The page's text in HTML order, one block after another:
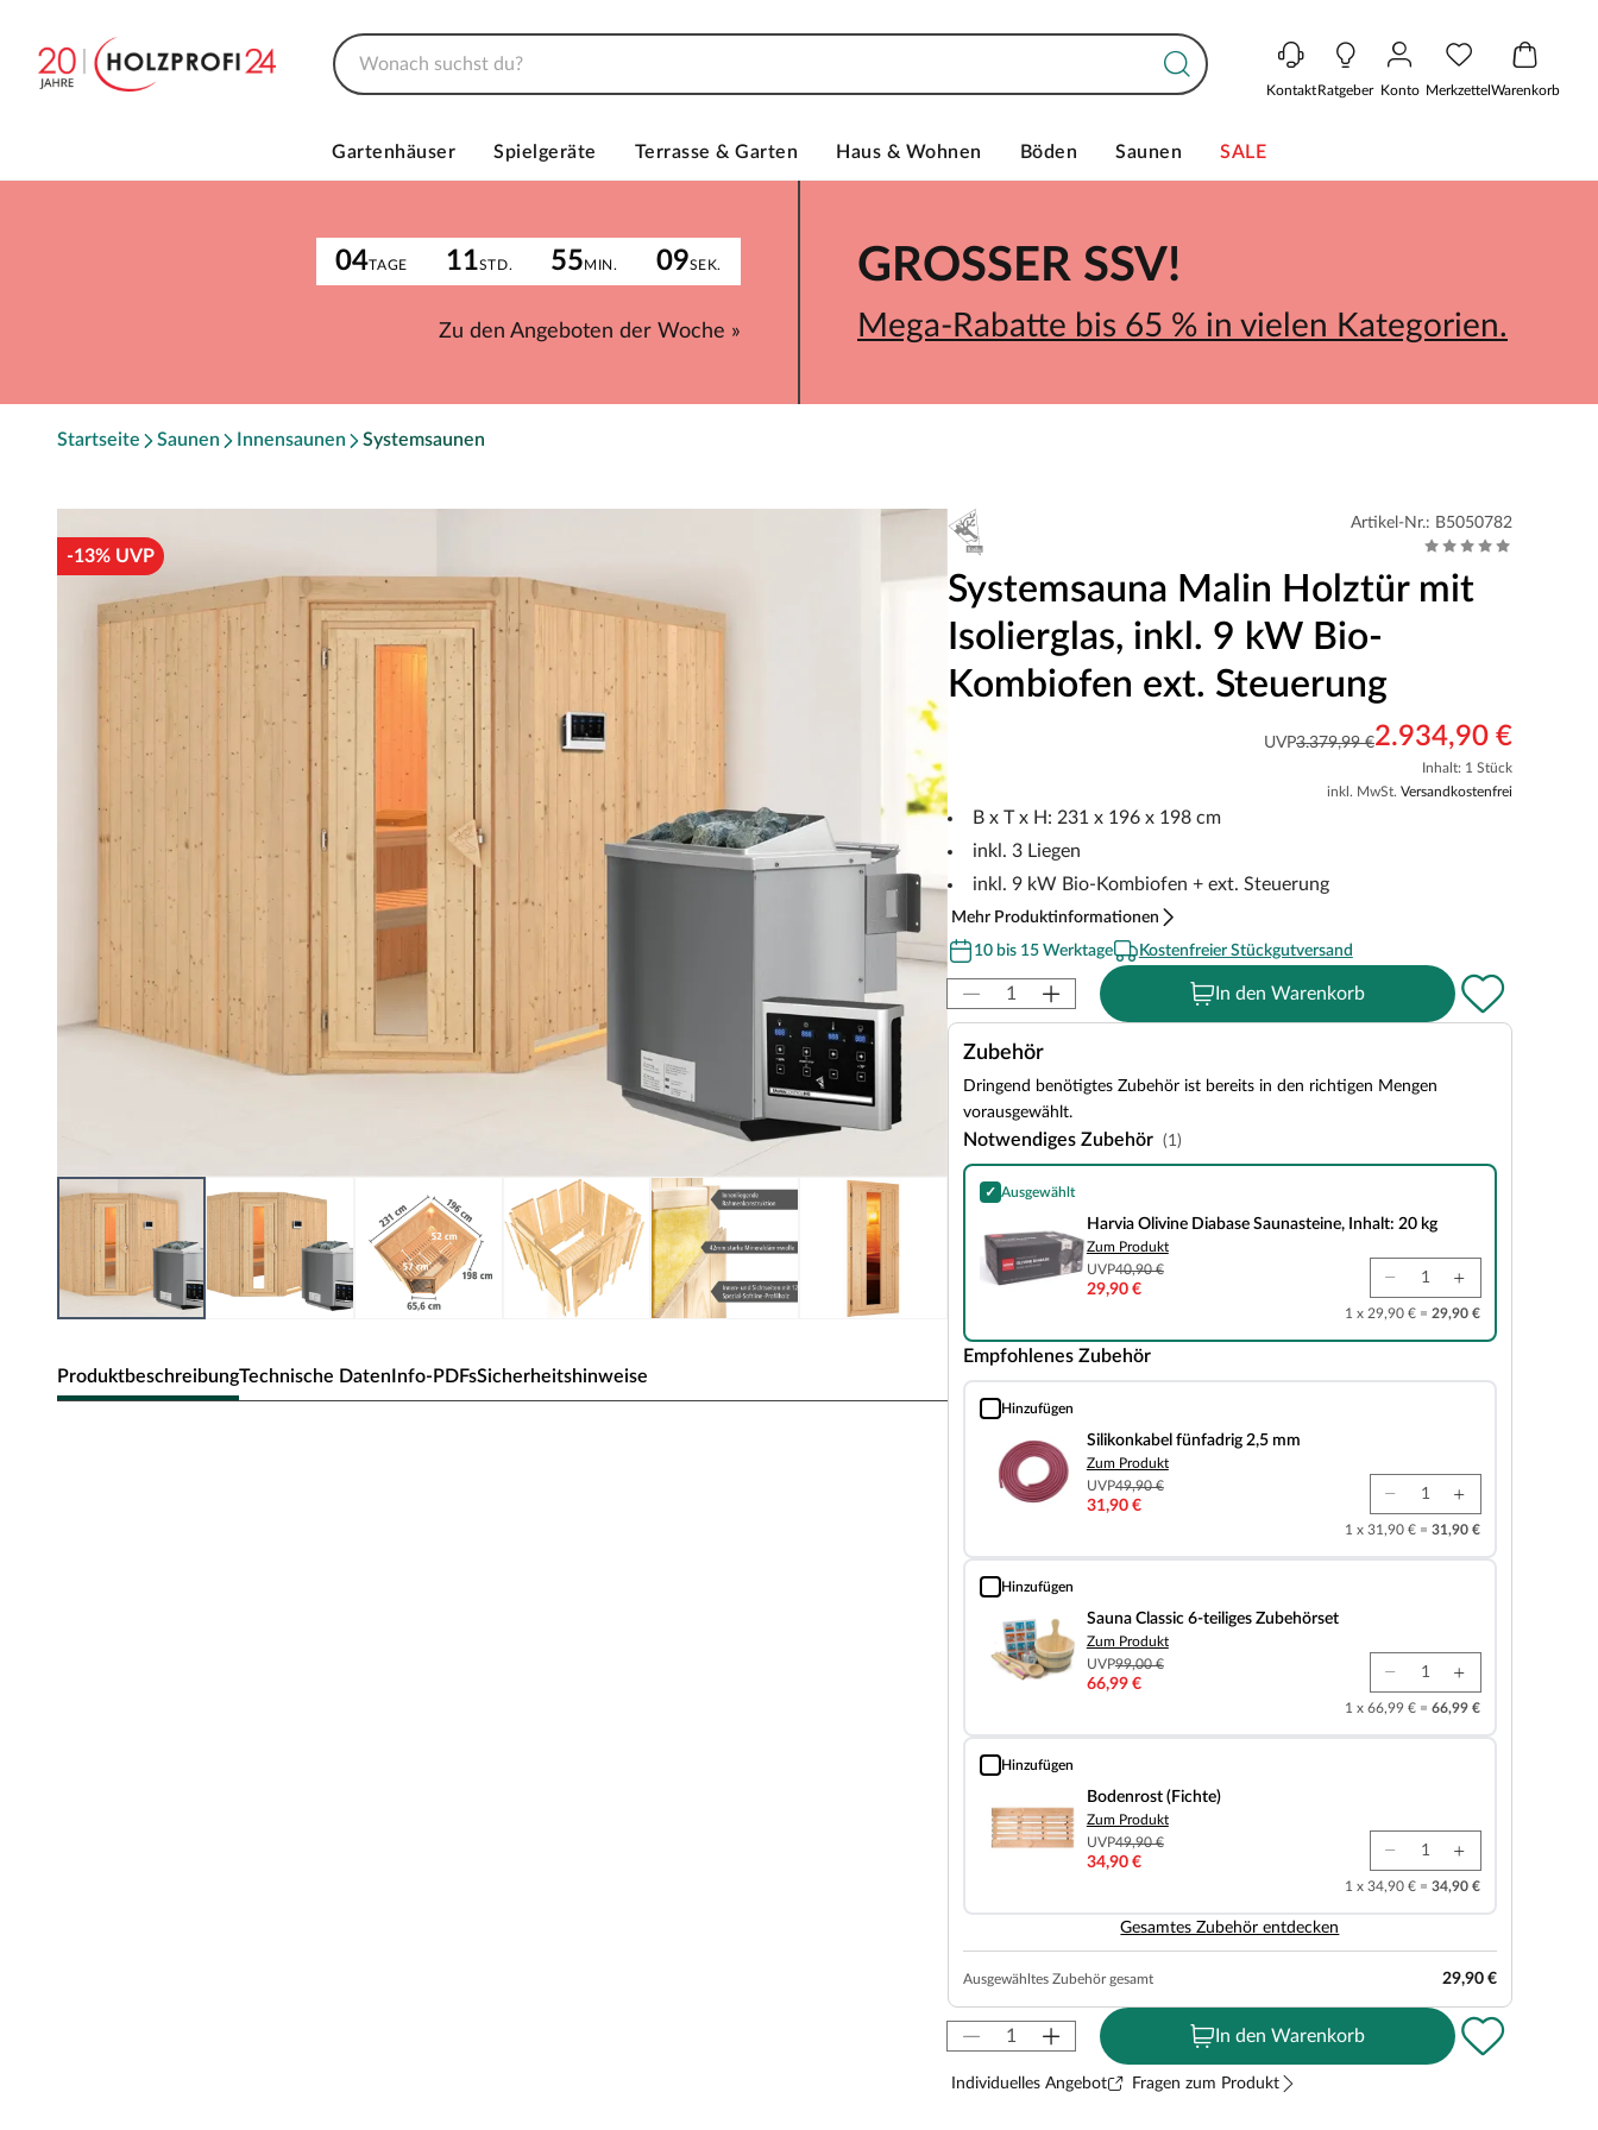
KontaktRatgeber Konto MerkzettelWarenkorb
Gartenhäuser Spielgeräte Terrasse & Garten Haus & Wohnen Böden Saunen SALE
04TAGE 11STD. 55MIN. 09SEK.
Zu den Angeboten der Woche »
GROSSER SSV!
Mega-Rabatte bis 65 % in vielen Kategorien.
Startseite Saunen Innensaunen Systemsaunen
-13% UVP
ProduktbeschreibungTechnische DatenInfo-PDFsSicherheitshinweise
Artikel-Nr.: B5050782
Systemsauna Malin Holztür mit
Isolierglas, inkl. 9 kW Bio-
Kombiofen ext. Steuerung
UVP3.379,99 €2.934,90 €
Inhalt: 1 Stück
inkl. MwSt. Versandkostenfrei
B x T x H: 231 x 196 x 198 cm
inkl. 3 Liegen
inkl. 9 kW Bio-Kombiofen + ext. Steuerung
Mehr Produktinformationen
10 bis 15 Werktage
Kostenfreier Stückgutversand
In den Warenkorb
Zubehör
Dringend benötigtes Zubehör ist bereits in den richtigen Mengen
vorausgewählt.
Notwendiges Zubehör (1)
✓ Ausgewählt
Harvia Olivine Diabase Saunasteine, Inhalt: 20 kg
Harvia Olivine Diabase Saunasteine, Inhalt: 20 kg
Zum Produkt
UVP40,90 €
29,90 €
1 x 29,90 € = 29,90 €
Empfohlenes Zubehör
Hinzufügen
Silikonkabel fünfadrig 2,5 mm
Silikonkabel fünfadrig 2,5 mm
Zum Produkt
UVP49,90 €
31,90 €
1 x 31,90 € = 31,90 €
Hinzufügen
Sauna Classic 6-teiliges Zubehörset
Sauna Classic 6-teiliges Zubehörset
Zum Produkt
UVP99,00 €
66,99 €
1 x 66,99 € = 66,99 €
Hinzufügen
Bodenrost (Fichte)
Bodenrost (Fichte)
Zum Produkt
UVP49,90 €
34,90 €
1 x 34,90 € = 34,90 €
Gesamtes Zubehör entdecken
Ausgewähltes Zubehör gesamt 29,90 €
In den Warenkorb
Individuelles Angebot Fragen zum Produkt